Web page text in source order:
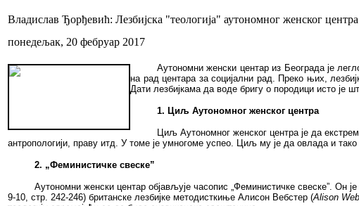
Владислав Ђорђевић: Лезбијска "теологија" аутономног женског центра
понедељак, 20 фебруар 2017
Аутономни женски центaр из Београда је
на рад центара за социјални рад. Преко њих,
Дати лезбијкама да воде бригу о породици исто је
1. Циљ Аутономног женског центра
Циљ Аутономног женског центра је да
антропологији, праву итд. У томе је умногоме успео. Циљ му је да овлада и
2. „Феминистичке свеске”
Аутономни женски центар објављује часопис „Феминистичке свеске”. Он
9-10, стр. 242-246) британске лезбијке методисткиње Алисон Вебстер (Alison